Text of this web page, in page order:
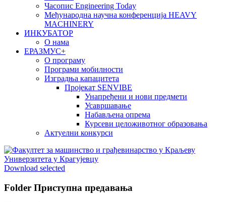
Часопис Engineering Today
Међународна научна конференција HEAVY
MACHINERY
ИНКУБАТОР
О нама
EРАЗМУС+
О програму
Програми мобилности
Изградња капацитета
Пројекат SENVIBE
Унапређени и нови предмети
Усавршавање
Набављена опрема
Курсеви целоживотног образовања
Актуелни конкурси
Download selected
Folder Приступна предавања